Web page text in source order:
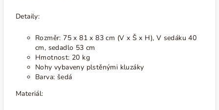
Detaily:
Rozměr: 75 x 81 x 83 cm (V x Š x H), V sedáku 40
cm, sedadlo 53 cm
Hmotnost: 20 kg
Nohy vybaveny plstěnými kluzáky
Barva: šedá
Materiál: